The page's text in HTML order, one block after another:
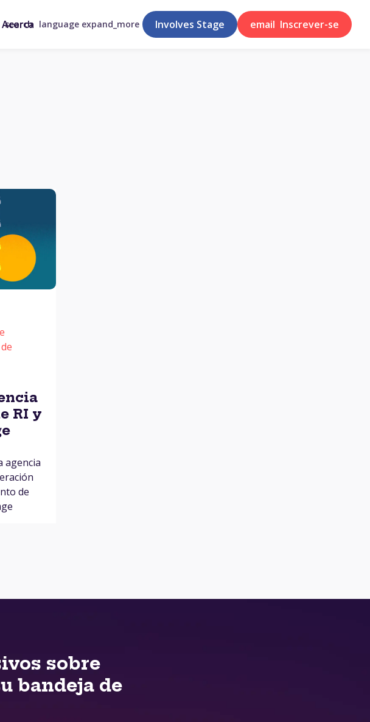
Acerca
search language expand_more Involves Stage email Inscrever-se
RI y
agencia
de
sobre
bandeja de